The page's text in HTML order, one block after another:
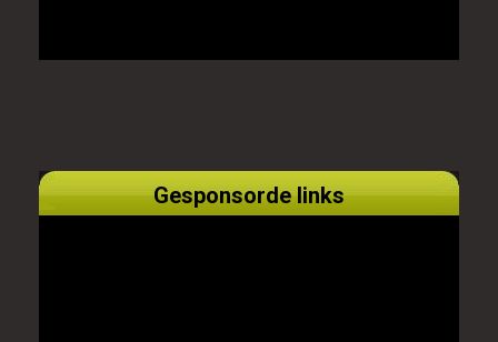
Gesponsorde links